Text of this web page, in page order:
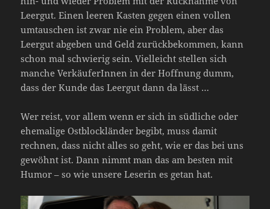
Leergut. Einen leeren Kasten gegen einen vollen
umtauschen ist zwar nie ein Problem, aber das
Leergut abgeben und Geld zurückbekommen, kann
schon mal schwierig sein. Vielleicht stellen sich
manche VerkäuferInnen in der Hoffnung dumm,
dass der Kunde das Leergut dann da lässt …
Wer reist, vor allem wenn er sich in südliche oder
ehemalige Ostblockländer begibt, muss damit
rechnen, dass nicht alles so geht, wie er das bei uns
gewöhnt ist. Dann nimmt man das am besten mit
Humor – so wie unsere Leserin es getan hat.